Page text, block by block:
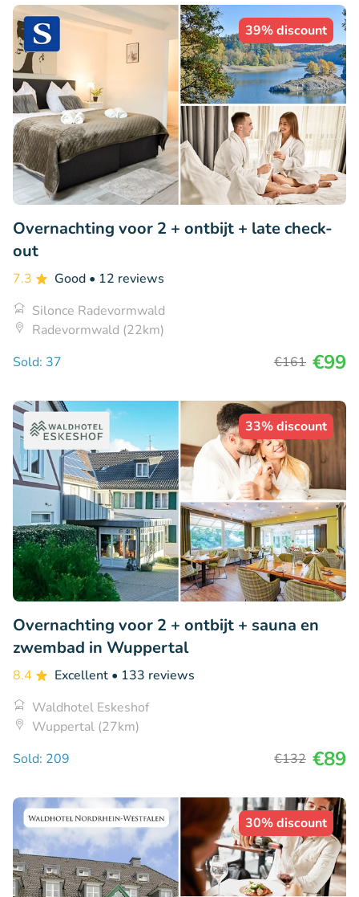
39% discount
Overnachting voor 2 + ontbijt + late check-
out
7.3 Good • 12 reviews
Silonce Radevormwald
Radevormwald (22km)
Sold: 37
€161 €99
33% discount
Overnachting voor 2 + ontbijt + sauna en
zwembad in Wuppertal
8.4 Excellent • 133 reviews
Waldhotel Eskeshof
Wuppertal (27km)
Sold: 209
€132 €89
30% discount